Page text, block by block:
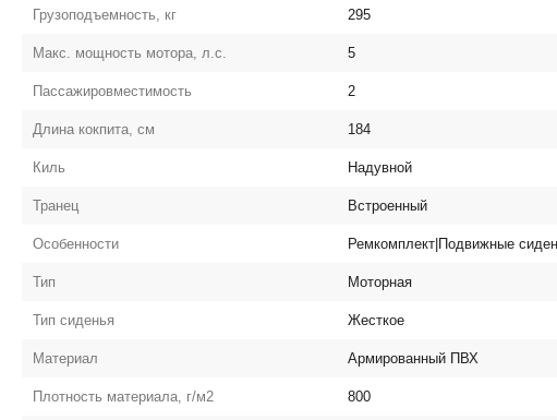
Грузоподъемность, кг 295
Макс. мощность мотора, л.с. 5
Пассажировместимость 2
Длина кокпита, см 184
Киль Надувной
Транец Встроенный
Особенности Ремкомплект|Подвижные
Тип Моторная
Тип сиденья Жесткое
Материал Армированный ПВХ
Плотность материала, г/м2 800